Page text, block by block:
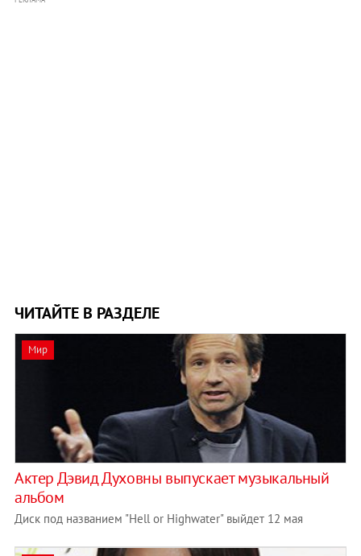
ЧИТАЙТЕ В РАЗДЕЛЕ
Мир
Актер Дэвид Духовны выпускает музыкальный
альбом
Диск под названием "Hell or Highwater" выйдет 12 мая